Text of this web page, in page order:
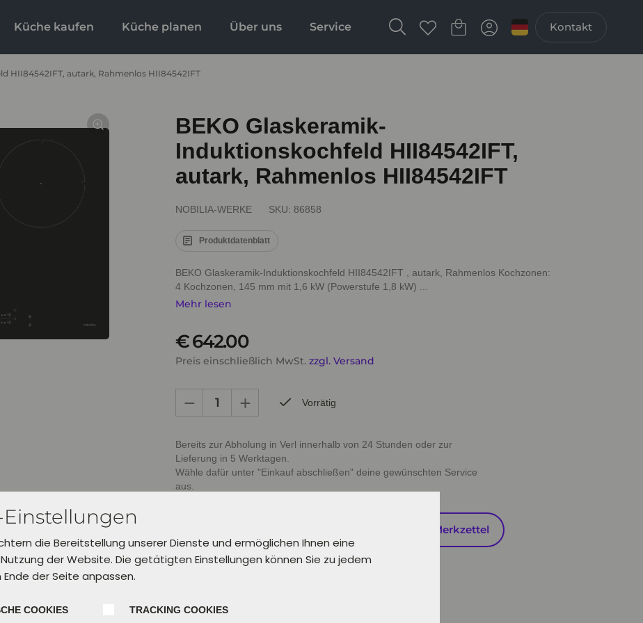
Einstellungen
die Bereitstellung unserer Dienste und ermöglichen Ihnen eine
der Website. Die getätigten Einstellungen können Sie zu jedem
der Seite anpassen.
COOKIES TRACKING COOKIES
Küche kaufen Küche planen Über uns Service Kontakt
HII84542IFT, autark, Rahmenlos HII84542IFT
BEKO Glaskeramik-
Induktionskochfeld HII84542IFT,
autark, Rahmenlos HII84542IFT
NOBILIA-WERKE SKU: 86858
Produktdatenblatt
BEKO Glaskeramik-Induktionskochfeld HII84542IFT , autark, Rahmenlos Kochzonen:
4 Kochzonen, 145 mm mit 1,6 kW (Powerstufe 1,8 kW) ...
Mehr lesen
€ 642.00
Preis einschließlich MwSt. zzgl. Versand
Vorrätig
Bereits zur Abholung in Verl innerhalb von 24 Stunden oder zur
Lieferung in 5 Werktagen.
Wähle dafür unter "Einkauf abschließen" deine gewünschten Service
aus.
Auf den Merkzettel